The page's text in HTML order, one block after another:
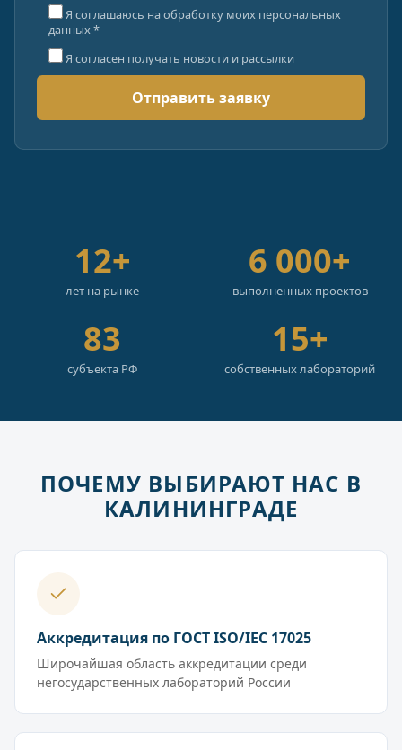
Я соглашаюсь на обработку моих персональных
данных *
Я согласен получать новости и рассылки
12+
лет на рынке
6 000+
выполненных проектов
83
субъекта РФ
15+
собственных лабораторий
ПОЧЕМУ ВЫБИРАЮТ НАС В
КАЛИНИНГРАДЕ
Аккредитация по ГОСТ ISO/IEC 17025
Широчайшая область аккредитации среди
негосударственных лабораторий России